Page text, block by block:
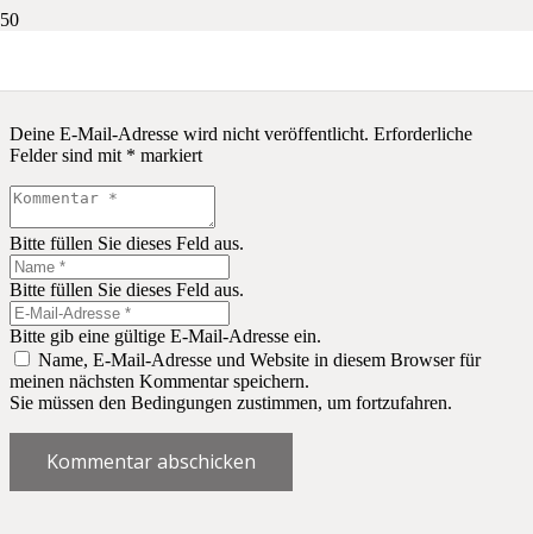
Deine E-Mail-Adresse wird nicht veröffentlicht. Erforderliche
Felder sind mit * markiert
Bitte füllen Sie dieses Feld aus.
Bitte füllen Sie dieses Feld aus.
Bitte gib eine gültige E-Mail-Adresse ein.
Name, E-Mail-Adresse und Website in diesem Browser für
meinen nächsten Kommentar speichern.
Sie müssen den Bedingungen zustimmen, um fortzufahren.
Kommentar abschicken